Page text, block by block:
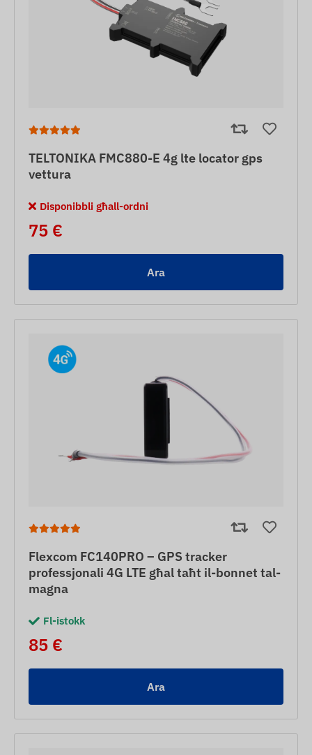
TELTONIKA FMC880-E 4g lte locator gps
vettura
Disponibbli għall-ordni
75 €
Ara
Flexcom FC140PRO – GPS tracker
professjonali 4G LTE għal taħt il-bonnet tal-
magna
Fl-istokk
85 €
Ara